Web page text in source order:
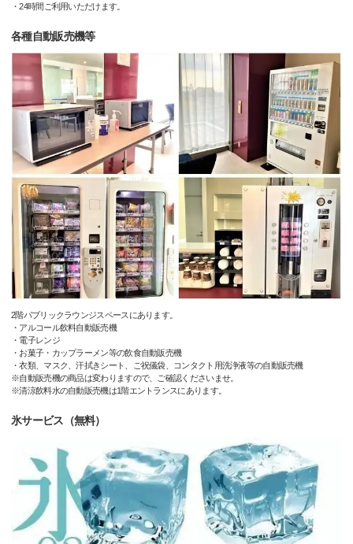
・24時間ご利用いただけます。
各種自動販売機等
2階パブリックラウンジスペースにあります。
・アルコール飲料自動販売機
・電子レンジ
・お菓子・カップラーメン等の飲食自動販売機
・衣類、マスク、汗拭きシート、ご祝儀袋、コンタクト用洗浄液等の自動販売機
※自動販売機の商品は変わりますので、ご確認くださいませ。
※清涼飲料水の自動販売機は1階エントランスにあります。
氷サービス（無料）